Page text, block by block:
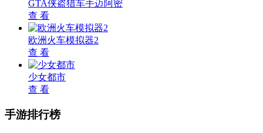
GTA侠盗猎车手迈阿密
查 看
欧洲火车模拟器2
查 看
少女都市
查 看
手游排行榜